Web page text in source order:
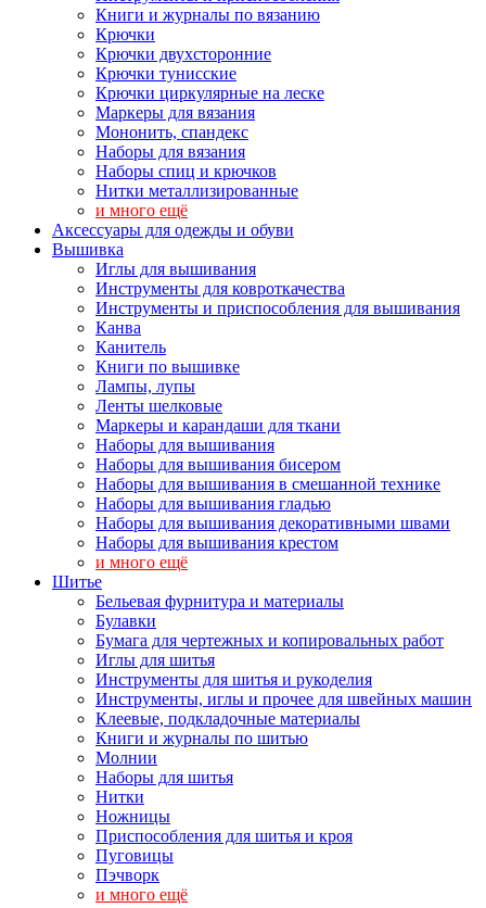
Книги и журналы по вязанию
Крючки
Крючки двухсторонние
Крючки тунисские
Крючки циркулярные на леске
Маркеры для вязания
Мононить, спандекс
Наборы для вязания
Наборы спиц и крючков
Нитки металлизированные
и много ещё
Аксессуары для одежды и обуви
Вышивка
Иглы для вышивания
Инструменты для ковроткачества
Инструменты и приспособления для вышивания
Канва
Канитель
Книги по вышивке
Лампы, лупы
Ленты шелковые
Маркеры и карандаши для ткани
Наборы для вышивания
Наборы для вышивания бисером
Наборы для вышивания в смешанной технике
Наборы для вышивания гладью
Наборы для вышивания декоративными швами
Наборы для вышивания крестом
и много ещё
Шитье
Бельевая фурнитура и материалы
Булавки
Бумага для чертежных и копировальных работ
Иглы для шитья
Инструменты для шитья и рукоделия
Инструменты, иглы и прочее для швейных машин
Клеевые, подкладочные материалы
Книги и журналы по шитью
Молнии
Наборы для шитья
Нитки
Ножницы
Приспособления для шитья и кроя
Пуговицы
Пэчворк
и много ещё